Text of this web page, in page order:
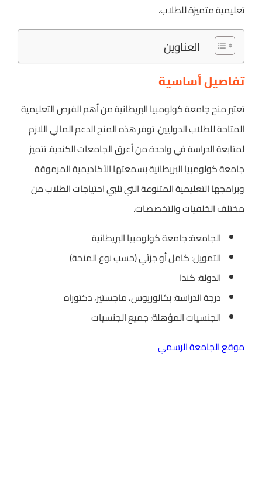
تعليمية متميزة للطلاب.
العناوين
تفاصيل أساسية
تعتبر منح جامعة كولومبيا البريطانية من أهم الفرص التعليمية
المتاحة للطلاب الدوليين. توفر هذه المنح الدعم المالي اللازم
لمتابعة الدراسة في واحدة من أعرق الجامعات الكندية. تتميز
جامعة كولومبيا البريطانية بسمعتها الأكاديمية المرموقة
وبرامجها التعليمية المتنوعة التي تلبي احتياجات الطلاب من
مختلف الخلفيات والتخصصات.
الجامعة: جامعة كولومبيا البريطانية
التمويل: كامل أو جزئي (حسب نوع المنحة)
الدولة: كندا
درجة الدراسة: بكالوريوس، ماجستير، دكتوراه
الجنسيات المؤهلة: جميع الجنسيات
موقع الجامعة الرسمي